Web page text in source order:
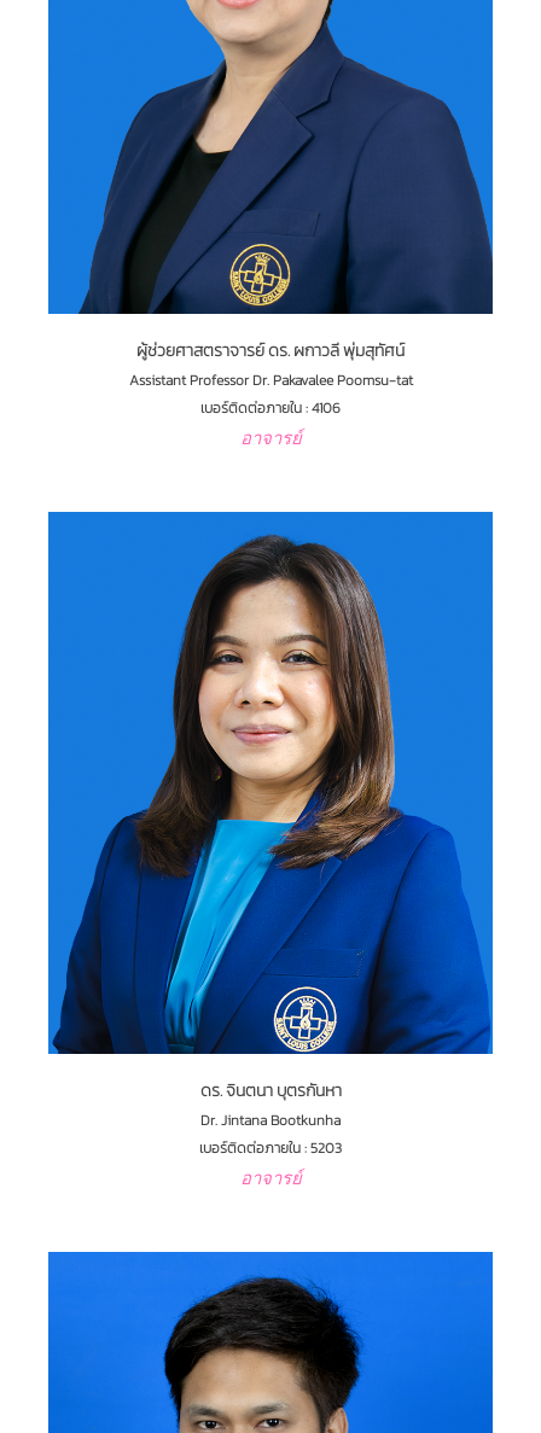
ผู้ช่วยศาสตราจารย์ ดร. ผกาวลี พุ่มสุทัศน์
Assistant Professor Dr. Pakavalee Poomsu-tat
เบอร์ติดต่อภายใน : 4106
อาจารย์
ดร. จินตนา บุตรกันหา
Dr. Jintana Bootkunha
เบอร์ติดต่อภายใน : 5203
อาจารย์